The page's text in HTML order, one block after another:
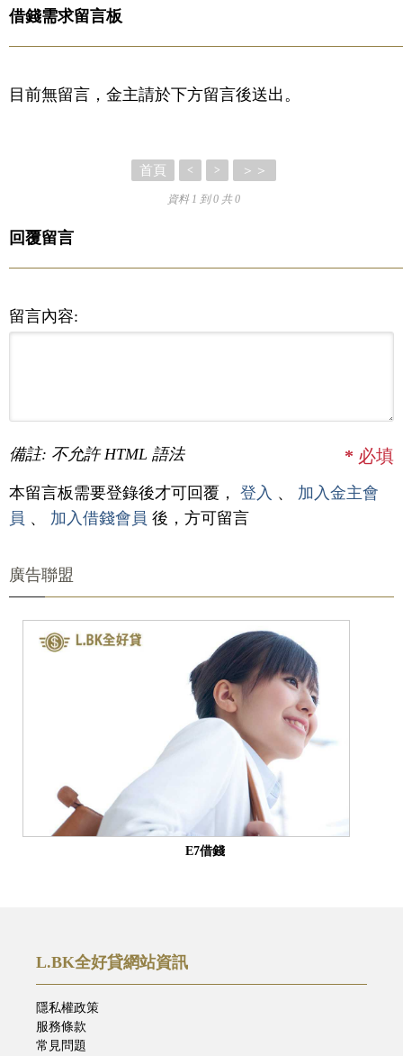
借錢需求留言板
目前無留言，金主請於下方留言後送出。
首頁 < > ＞＞
資料 1 到 0 共 0
回覆留言
留言內容:
備註: 不允許 HTML 語法 * 必填
本留言板需要登錄後才可回覆， 登入 、 加入金主會
員 、 加入借錢會員 後，方可留言
廣告聯盟
E7借錢
L.BK全好貸網站資訊
隱私權政策
服務條款
常見問題